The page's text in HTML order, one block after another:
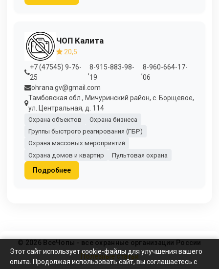
ЧОП Калита
20,5
+7 (47545) 9-76-
25
,
8-915-883-98-
19
,
8-960-664-17-
06
ohrana.gv@gmail.com
Тамбовская обл., Мичуринский район, с. Борщевое,
ул. Центральная, д. 114
Охрана объектов
Охрана бизнеса
Группы быстрого реагирования (ГБР)
Охрана массовых мероприятий
Охрана домов и квартир
Пультовая охрана
Подробнее
© 2026 ВсеЧопы - все охранные организации России
Полезные статьи
Этот сайт использует cookie-файлы для улучшения вашего
опыта. Продолжая использовать сайт, вы соглашаетесь с